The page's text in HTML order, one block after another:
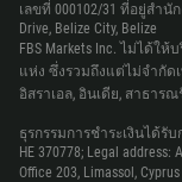
เลขที่ 000102/31 ที่อยู่สำนัก
Drive, Belize City, Belize
FBS Markets Inc. ไม่ได้ใ
แห่ง ซึ่งรวมถึงแต่ไม่จำกัด
อิสราเอล, อินเดีย, สาธาร
ธุรกรรมการชำระเงินได้รับ
HE 370778; Legal address:
Office 203, Limassol,
350
30
299
1473
590